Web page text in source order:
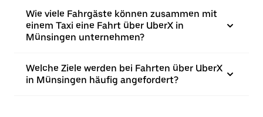
Wie viele Fahrgäste können zusammen mit
einem Taxi eine Fahrt über UberX in
Münsingen unternehmen?
Welche Ziele werden bei Fahrten über UberX
in Münsingen häufig angefordert?